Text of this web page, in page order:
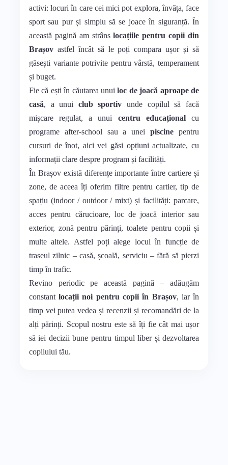
activi: locuri în care cei mici pot explora, învăța, face
sport sau pur și simplu să se joace în siguranță. În
această pagină am strânslocațiile pentru copii din
Brașovastfel încât să le poți compara ușor și să
găsești variante potrivite pentru vârstă, temperament
și buget.
Fie că ești în căutarea unuiloc de joacă aproape de
casă, a unui club sportiv unde copilul să facă
mișcare regulat, a unui centru educaționalcu
programe after-school sau a uneipiscine pentru
cursuri de înot, aici vei găsi opțiuni actualizate, cu
informații clare despre program și facilități.
În Brașov există diferențe importante între cartiere și
zone, de aceea îți oferim filtre pentru cartier, tip de
spațiu (indoor / outdoor / mixt) și facilități: parcare,
acces pentru cărucioare, loc de joacă interior sau
exterior, zonă pentru părinți, toalete pentru copii și
multe altele. Astfel poți alege locul în funcție de
traseul zilnic – casă, școală, serviciu – fără să pierzi
timp în trafic.
Revino periodic pe această pagină – adăugăm
constantlocații noi pentru copii în Brașov, iar în
timp vei putea vedea și recenzii și recomandări de la
alți părinți. Scopul nostru este să îți fie cât mai ușor
să iei decizii bune pentru timpul liber și dezvoltarea
copilului tău.